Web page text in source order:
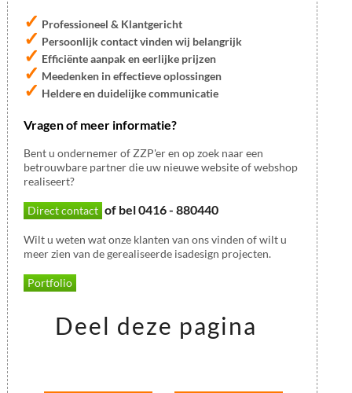
✓ Professioneel & Klantgericht
✓ Persoonlijk contact vinden wij belangrijk
✓ Efficiënte aanpak en eerlijke prijzen
✓ Meedenken in effectieve oplossingen
✓ Heldere en duidelijke communicatie
Vragen of meer informatie?
Bent u ondernemer of ZZP'er en op zoek naar een
betrouwbare partner die uw nieuwe website of webshop
realiseert?
Direct contact of bel 0416 - 880440
Wilt u weten wat onze klanten van ons vinden of wilt u
meer zien van de gerealiseerde isadesign projecten.
Portfolio
Deel deze pagina